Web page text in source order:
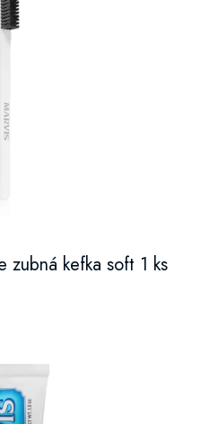
zubná kefka soft 1 ks